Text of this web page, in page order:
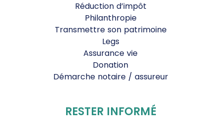
Réduction d’impôt
Philanthropie
Transmettre son patrimoine
Legs
Assurance vie
Donation
Démarche notaire / assureur
RESTER INFORMÉ